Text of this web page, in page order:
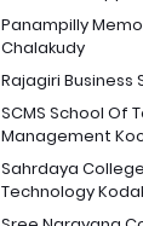
Panampilly
Chalakudy
Rajagiri Business
SCMS School Of
Management
Sahrdaya
Technology